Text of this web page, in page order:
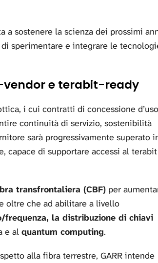
a sostenere la scienza dei prossimi
sperimentare e integrare le
e terabit-ready
i cui contratti di concessione d’uso
continuità di servizio, sostenibilità
sarà progressivamente superato
capace di supportare accessi al terabit
transfrontaliera (CBF) per
oltre che ad abilitare a livello
la distribuzione di chiavi
e al quantum computing.
alla fibra terrestre, GARR intende